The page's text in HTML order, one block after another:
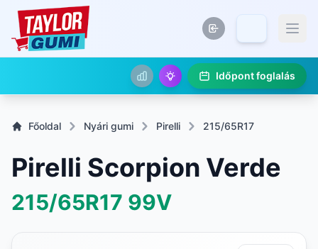
Időpont foglalás
Főoldal Nyári gumi Pirelli 215/65R17
Pirelli Scorpion Verde
215/65R17 99V